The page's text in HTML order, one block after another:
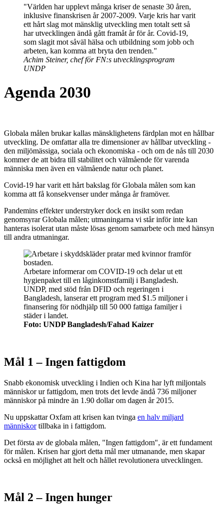
"Världen har upplevt många kriser de senaste 30 åren,
inklusive finanskrisen år 2007-2009. Varje kris har varit
ett hårt slag mot mänsklig utveckling men totalt sett så
har utvecklingen ändå gått framåt år för år. Covid-19,
som slagit mot såväl hälsa och utbildning som jobb och
arbeten, kan komma att bryta den trenden."
Achim Steiner, chef för FN:s utvecklingsprogram
UNDP
Agenda 2030
Globala målen brukar kallas mänsklighetens färdplan mot en hållbar
utveckling. De omfattar alla tre dimensioner av hållbar utveckling -
den miljömässiga, sociala och ekonomiska - och om de nås till 2030
kommer de att bidra till stabilitet och välmående för varenda
människa men även en välmående natur och planet.
Covid-19 har varit ett hårt bakslag för Globala målen som kan
komma att få konsekvenser under många år framöver.
Pandemins effekter understryker dock en insikt som redan
genomsyrar Globala målen; utmaningarna vi står inför inte kan
hanteras isolerat utan måste lösas genom samarbete och med hänsyn
till andra utmaningar.
Arbetare informerar om COVID-19 och delar ut ett
hygienpaket till en låginkomstfamilj i Bangladesh.
UNDP, med stöd från DFID och regeringen i
Bangladesh, lanserar ett program med $1.5 miljoner i
finansering för nödhjälp till 50 000 fattiga familjer i
städer i landet.
Foto: UNDP Bangladesh/Fahad Kaizer
Mål 1 – Ingen fattigdom
Snabb ekonomisk utveckling i Indien och Kina har lyft miljontals
människor ur fattigdom, men trots det levde ändå 736 miljoner
människor på mindre än 1.90 dollar om dagen år 2015.
Nu uppskattar Oxfam att krisen kan tvinga en halv miljard
människortillbaka in i fattigdom.
Det första av de globala målen, "Ingen fattigdom", är ett fundament
för målen. Krisen har gjort detta mål mer utmanande, men skapar
också en möjlighet att helt och hållet revolutionera utvecklingen.
Mål 2 – Ingen hunger